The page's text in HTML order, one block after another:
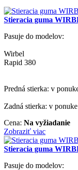
Stieracia guma
Pasuje do modelov:
Wirbel
Rapid 380
Predná stierka: v
Zadná stierka: v ponuke
Cena: Na vyžiadanie
Zobraziť viac
Stieracia guma
Pasuje do modelov: